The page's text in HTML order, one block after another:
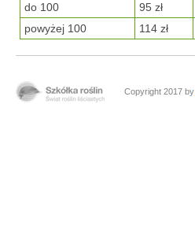
do 100
95 zł
powyżej 100
114 zł
Copyright 2017 by